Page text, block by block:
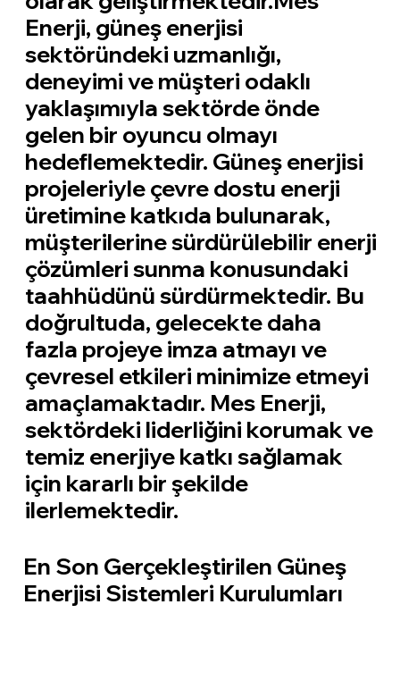
Enerji, güneş enerjisi
sektöründeki uzmanlığı,
deneyimi ve müşteri odaklı
yaklaşımıyla sektörde önde
gelen bir oyuncu olmayı
hedeflemektedir. Güneş enerjisi
projeleriyle çevre dostu enerji
üretimine katkıda bulunarak,
müşterilerine sürdürülebilir enerji
çözümleri sunma konusundaki
taahhüdünü sürdürmektedir. Bu
doğrultuda, gelecekte daha
fazla projeye imza atmayı ve
çevresel etkileri minimize etmeyi
amaçlamaktadır. Mes Enerji,
sektördeki liderliğini korumak ve
temiz enerjiye katkı sağlamak
için kararlı bir şekilde
ilerlemektedir.
En Son Gerçekleştirilen Güneş
Enerjisi Sistemleri Kurulumları